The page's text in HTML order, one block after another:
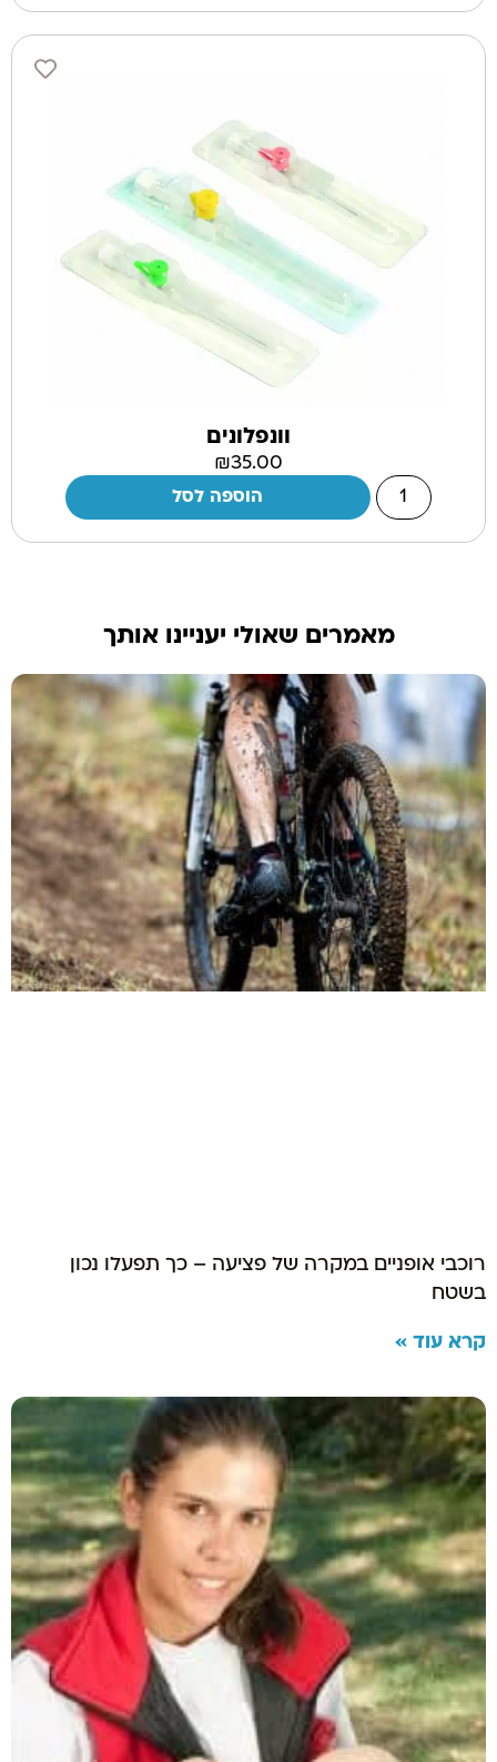
וונפלונים
₪35.00
הוספה לסל
מאמרים שאולי יעניינו אותך
רוכבי אופניים במקרה של פציעה – כך תפעלו נכון
בשטח
קרא עוד »